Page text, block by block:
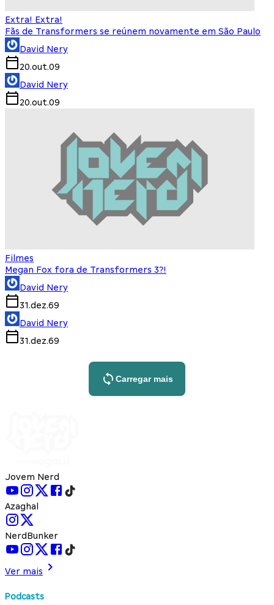
Extra! Extra!
Fãs de Transformers se reúnem novamente em São Paulo
David Nery
20.out.09
David Nery
20.out.09
Filmes
Megan Fox fora de Transformers 3?!
David Nery
31.dez.69
David Nery
31.dez.69
Carregar mais
Jovem Nerd
Azaghal
NerdBunker
Ver mais
Podcasts